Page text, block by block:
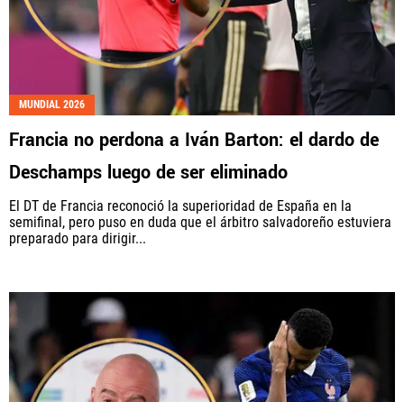
MUNDIAL 2026
Francia no perdona a Iván Barton: el dardo de
Deschamps luego de ser eliminado
El DT de Francia reconoció la superioridad de España en la
semifinal, pero puso en duda que el árbitro salvadoreño estuviera
preparado para dirigir...